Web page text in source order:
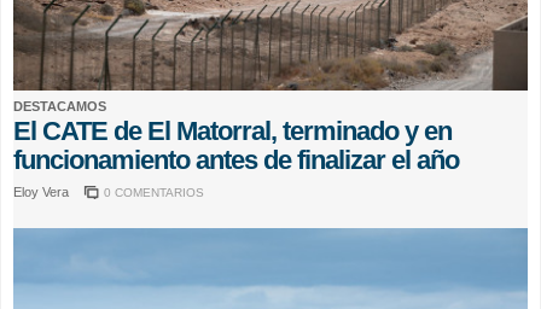
DESTACAMOS
El CATE de El Matorral, terminado y en
funcionamiento antes de finalizar el año
Eloy Vera 0 COMENTARIOS